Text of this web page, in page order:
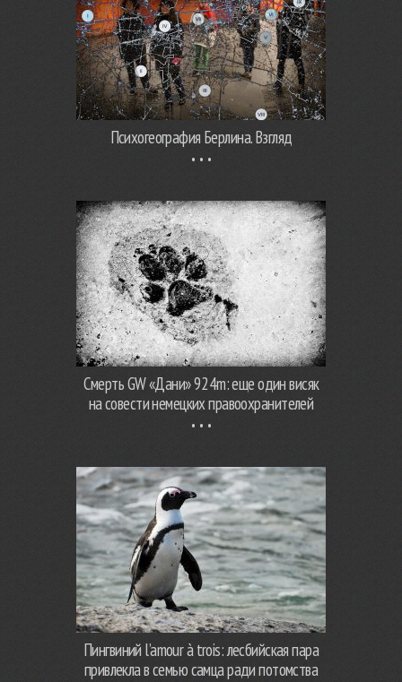
Психогеография Берлина. Взгляд
Смерть GW «Дани» 924m: еще один висяк
на совести немецких правоохранителей
Пингвиний l’amour à trois: лесбийская пара
привлекла в семью самца ради потомства